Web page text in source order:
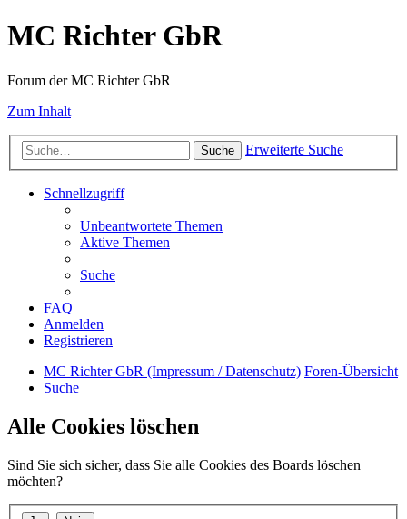
MC Richter GbR
Forum der MC Richter GbR
Zum Inhalt
Suche Erweiterte Suche
Schnellzugriff
Unbeantwortete Themen
Aktive Themen
Suche
FAQ
Anmelden
Registrieren
MC Richter GbR (Impressum / Datenschutz) Foren-Übersicht
Suche
Alle Cookies löschen
Sind Sie sich sicher, dass Sie alle Cookies des Boards löschen
möchten?